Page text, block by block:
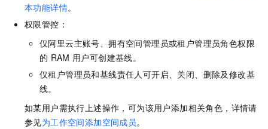
本功能详情。
权限管控：
仅阿里云主账号、拥有空间管理员或租户管理员角色权限
的 RAM 用户可创建基线。
仅租户管理员和基线责任人可开启、关闭、删除及修改基
线。
如某用户需执行上述操作，可为该用户添加相关角色，详情请
参见为工作空间添加空间成员。